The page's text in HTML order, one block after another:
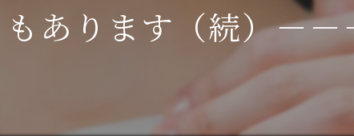
応用講座 あります（続）－